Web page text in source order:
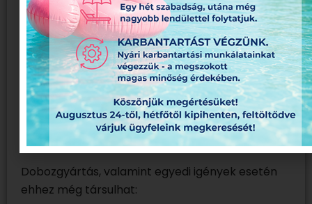
grafikai ellenőrzés,
előkészítés,
próbagyártás,
nyomtatás,
száradás,
kötészet vagy feldolgozás,
csomagolás és szállítás.
Dobozgyártás, valamint egyedi igények esetén
ehhez még társulhat: